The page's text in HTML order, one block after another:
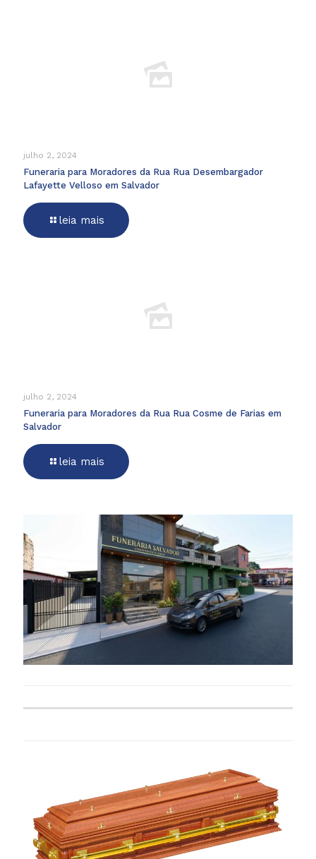
julho 2, 2024
Funeraria para Moradores da Rua Rua Desembargador
Lafayette Velloso em Salvador
leia mais
julho 2, 2024
Funeraria para Moradores da Rua Rua Cosme de Farias em
Salvador
leia mais